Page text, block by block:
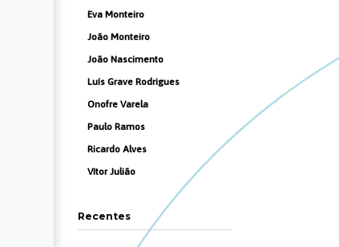
Eva Monteiro
João Monteiro
João Nascimento
Luís Grave Rodrigues
Onofre Varela
Paulo Ramos
Ricardo Alves
Vítor Julião
Recentes